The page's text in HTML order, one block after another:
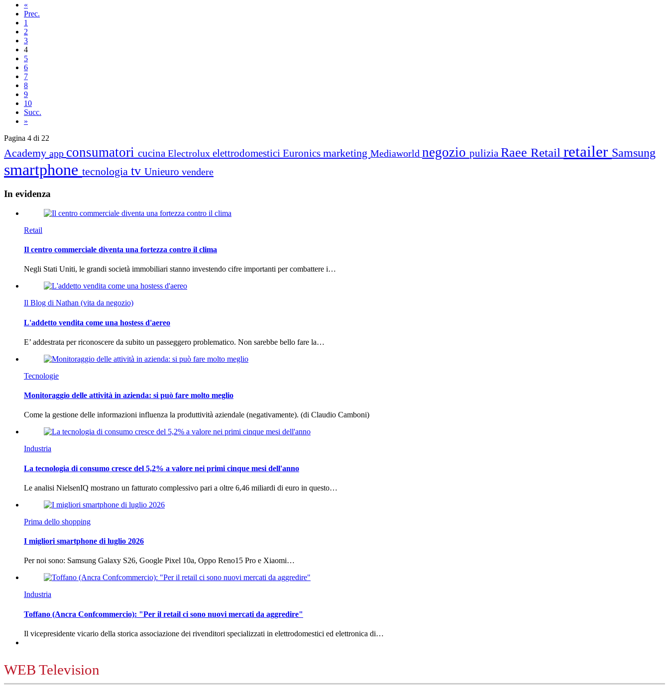
«
Prec.
1
2
3
4
5
6
7
8
9
10
Succ.
»
Pagina 4 di 22
Academy app consumatori cucina Electrolux elettrodomestici Euronics marketing Mediaworld negozio pulizia Raee Retail retailer Samsung
smartphone tecnologia tv Unieuro vendere
In evidenza
Retail
Il centro commerciale diventa una fortezza contro il clima
Negli Stati Uniti, le grandi società immobiliari stanno investendo cifre importanti per combattere i…
Il Blog di Nathan (vita da negozio)
L'addetto vendita come una hostess d'aereo
E’ addestrata per riconoscere da subito un passeggero problematico. Non sarebbe bello fare la…
Tecnologie
Monitoraggio delle attività in azienda: si può fare molto meglio
Come la gestione delle informazioni influenza la produttività aziendale (negativamente). (di Claudio Camboni)
Industria
La tecnologia di consumo cresce del 5,2% a valore nei primi cinque mesi dell'anno
Le analisi NielsenIQ mostrano un fatturato complessivo pari a oltre 6,46 miliardi di euro in questo…
Prima dello shopping
I migliori smartphone di luglio 2026
Per noi sono: Samsung Galaxy S26, Google Pixel 10a, Oppo Reno15 Pro e Xiaomi…
Industria
Toffano (Ancra Confcommercio): "Per il retail ci sono nuovi mercati da aggredire"
Il vicepresidente vicario della storica associazione dei rivenditori specializzati in elettrodomestici ed elettronica di…
WEB Television